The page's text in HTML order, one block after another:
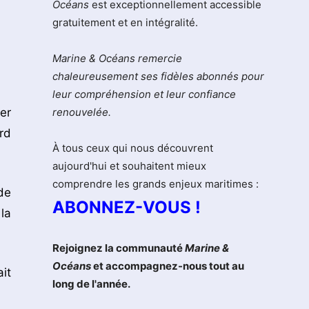
Océans est exceptionnellement accessible
gratuitement et en intégralité.
Marine & Océans remercie
chaleureusement ses fidèles abonnés pour
leur compréhension et leur confiance
renouvelée.
À tous ceux qui nous découvrent
aujourd'hui et souhaitent mieux
comprendre les grands enjeux maritimes :
ABONNEZ-VOUS !
Rejoignez la communautéMarine &
Océanset accompagnez-nous tout au
long de l'année.